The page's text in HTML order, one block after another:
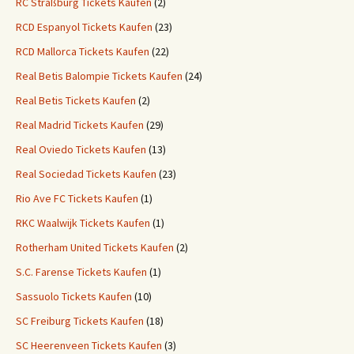
RCD Espanyol Tickets Kaufen (23)
RCD Mallorca Tickets Kaufen (22)
Real Betis Balompie Tickets Kaufen (24)
Real Betis Tickets Kaufen (2)
Real Madrid Tickets Kaufen (29)
Real Oviedo Tickets Kaufen (13)
Real Sociedad Tickets Kaufen (23)
Rio Ave FC Tickets Kaufen (1)
RKC Waalwijk Tickets Kaufen (1)
Rotherham United Tickets Kaufen (2)
S.C. Farense Tickets Kaufen (1)
Sassuolo Tickets Kaufen (10)
SC Freiburg Tickets Kaufen (18)
SC Heerenveen Tickets Kaufen (3)